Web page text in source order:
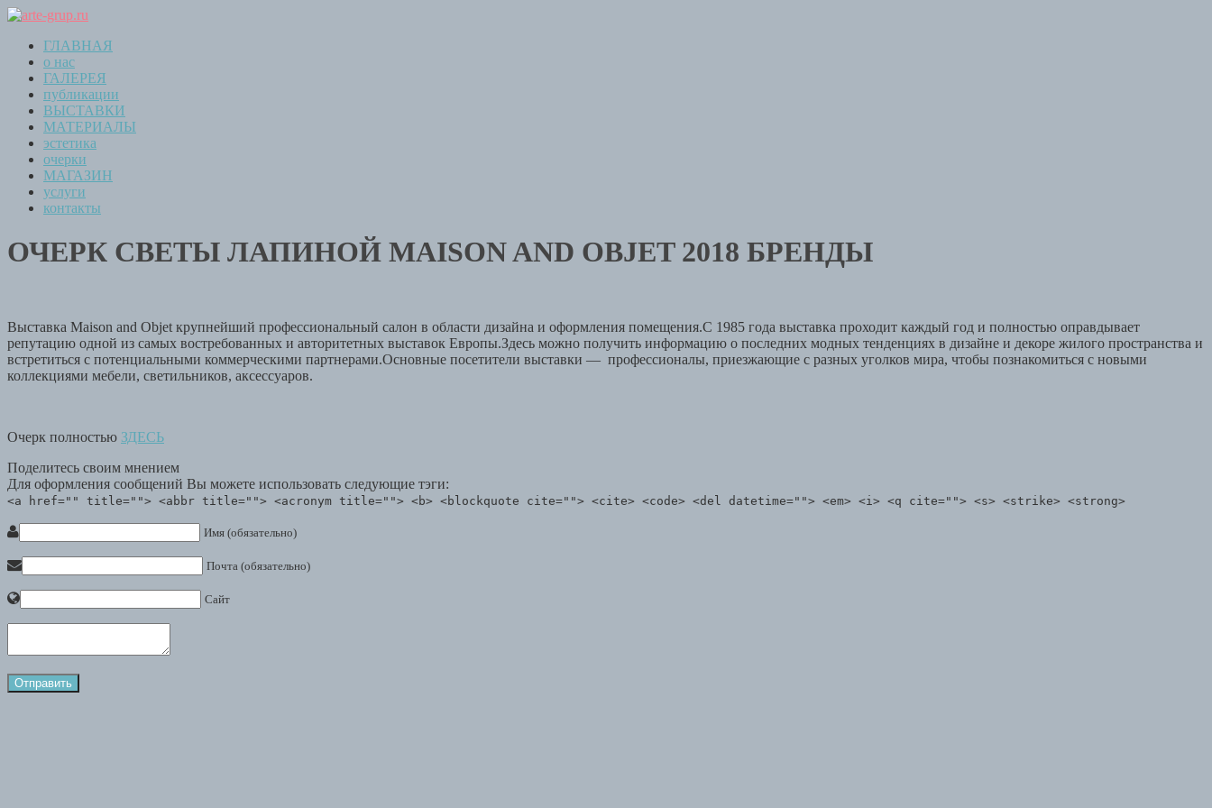
ГЛАВНАЯ
о нас
ГАЛЕРЕЯ
публикации
ВЫСТАВКИ
МАТЕРИАЛЫ
эстетика
очерки
МАГАЗИН
услуги
контакты
ОЧЕРК СВЕТЫ ЛАПИНОЙ MAISON AND OBJET 2018 БРЕНДЫ
Выставка Maison and Objet крупнейший профессиональный салон в области дизайна и оформления помещения.С 1985 года выставка проходит каждый год и полностью оправдывает
репутацию одной из самых востребованных и авторитетных выставок Европы.Здесь можно получить информацию о последних модных тенденциях в дизайне и декоре жилого пространства и
встретиться с потенциальными коммерческими партнерами.Основные посетители выставки — профессионалы, приезжающие с разных уголков мира, чтобы познакомиться с новыми
коллекциями мебели, светильников, аксессуаров.
Очерк полностью ЗДЕСЬ
Поделитесь своим мнением
Для оформления сообщений Вы можете использовать следующие тэги:
<a href="" title=""> <abbr title=""> <acronym title=""> <b> <blockquote cite=""> <cite> <code> <del datetime=""> <em> <i> <q cite=""> <s> <strike> <strong>
Имя (обязательно)
Почта (обязательно)
Сайт